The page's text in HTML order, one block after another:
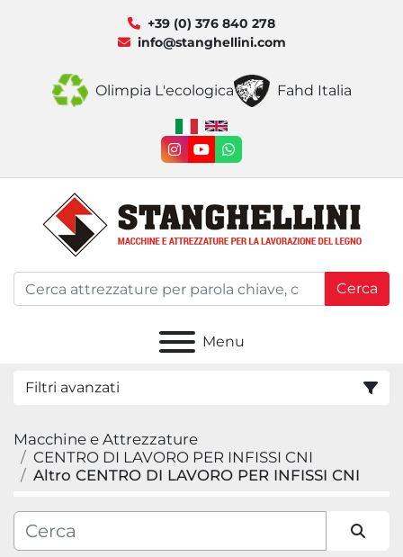
+39 (0) 376 840 278
info@stanghellini.com
Olimpia L'ecologica Fahd Italia
instagram
youtubewhatsapp
Cerca
Menu
Filtri avanzati
Categoria
Produttore
Macchine e Attrezzature
CENTRO DI LAVORO PER INFISSI CNI
Altro CENTRO DI LAVORO PER INFISSI CNI